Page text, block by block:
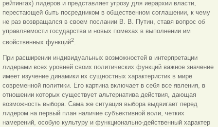
рейтингах) лидеров и представляет угрозу для иерархии власти,
перестающей быть посредником в общественном соглашении, к чему
не раз возвращался в своем послании В. В. Путин, ставя вопрос об
управляемости государства и новых помехах в выполнении им
свойственных функций2.
При расширении индивидуальных возможностей в интерпретации
лидерами всех уровней своих политических функций важное значение
имеет изучение динамики их сущностных характеристик в мире
современной политики. Его картина включает в себя все явления, в
отношении которых существует альтернатива действия, дающая
возможность выбора. Сама же ситуация выбора выдвигает перед
лидером на первый план наличие субъективной воли, четких
намерений, особую культуру и функционально-действенный характер